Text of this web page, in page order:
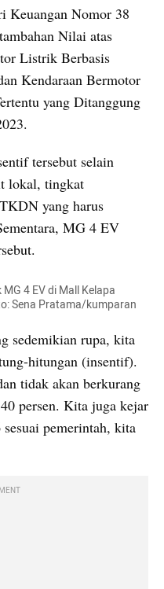
Keuangan Nomor 38
Nilai atas
Listrik Berbasis
Kendaraan Bermotor
yang Ditanggung
tersebut selain
lokal, tingkat
yang harus
MG 4 EV
4 EV di Mall Kelapa
Sena Pratama/kumparan
sedemikian rupa, kita
hitungan (insentif).
tidak akan berkurang
persen. Kita juga kejar
pemerintah, kita